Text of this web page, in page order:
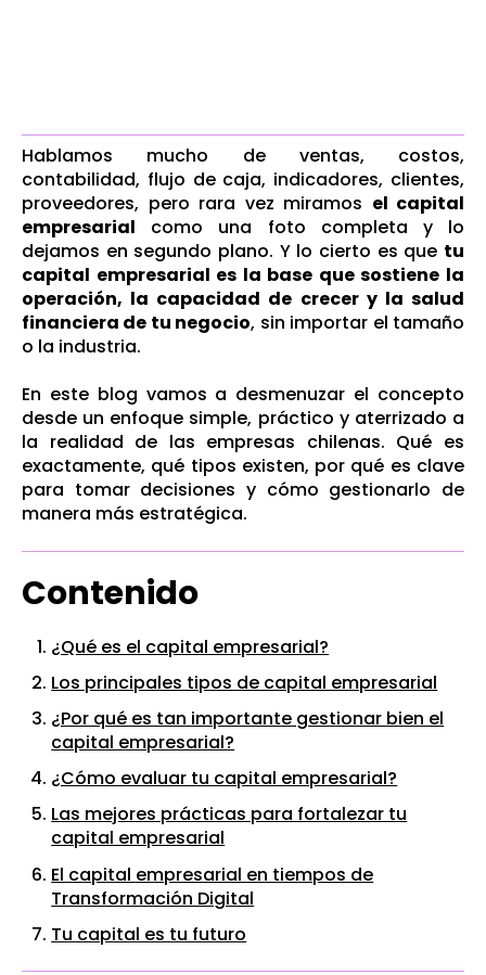
Hablamos mucho de ventas, costos,
contabilidad, flujo de caja, indicadores, clientes,
proveedores, pero rara vez miramos el capital
empresarial como una foto completa y lo
dejamos en segundo plano. Y lo cierto es que tu
capital empresarial es la base que sostiene la
operación, la capacidad de crecer y la salud
financiera de tu negocio, sin importar el tamaño
o la industria.
En este blog vamos a desmenuzar el concepto
desde un enfoque simple, práctico y aterrizado a
la realidad de las empresas chilenas. Qué es
exactamente, qué tipos existen, por qué es clave
para tomar decisiones y cómo gestionarlo de
manera más estratégica.
Contenido
¿Qué es el capital empresarial?
Los principales tipos de capital empresarial
¿Por qué es tan importante gestionar bien el
capital empresarial?
¿Cómo evaluar tu capital empresarial?
Las mejores prácticas para fortalezar tu
capital empresarial
El capital empresarial en tiempos de
Transformación Digital
Tu capital es tu futuro